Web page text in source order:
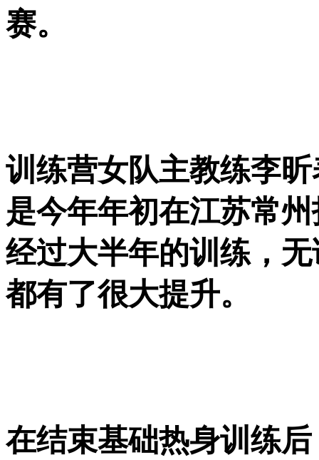
赛。
训练营女队主教练李
是今年年初在江苏常
经过大半年的训练，
都有了很大提升。
在结束基础热身训练